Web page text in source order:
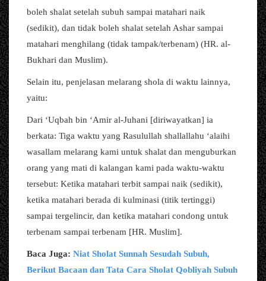
boleh shalat setelah subuh sampai matahari naik
(sedikit), dan tidak boleh shalat setelah Ashar sampai
matahari menghilang (tidak tampak/terbenam) (HR. al-
Bukhari dan Muslim).
Selain itu, penjelasan melarang shola di waktu lainnya,
yaitu:
Dari ‘Uqbah bin ‘Amir al-Juhani [diriwayatkan] ia
berkata: Tiga waktu yang Rasulullah shallallahu ‘alaihi
wasallam melarang kami untuk shalat dan menguburkan
orang yang mati di kalangan kami pada waktu-waktu
tersebut: Ketika matahari terbit sampai naik (sedikit),
ketika matahari berada di kulminasi (titik tertinggi)
sampai tergelincir, dan ketika matahari condong untuk
terbenam sampai terbenam [HR. Muslim].
Baca Juga: Niat Sholat Sunnah Sesudah Subuh,
Berikut Bacaan dan Tata Cara Sholat Qobliyah Subuh